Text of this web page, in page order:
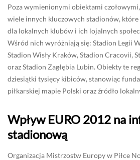
Poza wymienionymi obiektami
wiele innych kluczowych stadionów,
dla lokalnych klubów i ich lojalnych
Wśród nich wyróżniają się: Stadion Legii
Stadion Wisły Kraków, Stadion Cracovii,
oraz Stadion Zagłębia Lubin. Obiekty te
dziesiątki tysięcy kibiców, stanowiąc
piłkarskiej mapie Polski oraz źródło
Wpływ EURO 2012 na
stadionową
Organizacja Mistrzostw Europy w Piłce